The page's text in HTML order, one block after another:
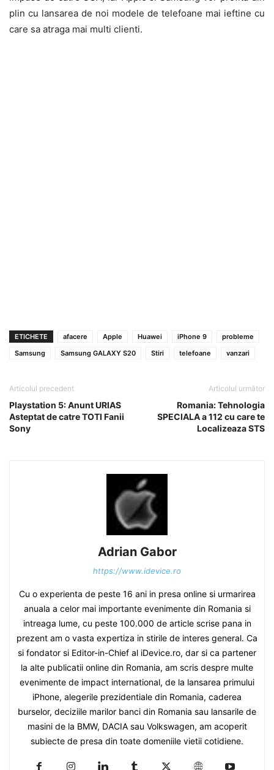
plin cu lansarea de noi modele de telefoane mai ieftine cu
care sa atraga mai multi clienti.
ETICHETE afacere Apple Huawei iPhone 9
probleme
Samsung
Samsung GALAXY S20 Stiri telefoane vanzari
Articolul precedent
Playstation 5: Anunt URIAS
Asteptat de catre TOTI Fanii
Sony
Articolul următor
Romania: Tehnologia
SPECIALA a 112 cu care te
Localizeaza STS
Adrian Gabor
https://www.idevice.ro
Cu o experienta de peste 16 ani in presa online si urmarirea
anuala a celor mai importante evenimente din Romania si
intreaga lume, cu peste 100.000 de article scrise pana in
prezent am o vasta expertiza in stirile de interes general. Ca
si fondator si Editor-in-Chief al iDevice.ro, dar si ca partener
la alte publicatii online din Romania, am scris despre multe
evenimente de impact international, de la lansarea primului
iPhone, alegerile prezidentiale din Romania, caderea
burselor, deciziile marilor banci din Romania sau lansarile de
masini de la BMW, DACIA sau Volkswagen, am acoperit
subiecte de presa din toate domeniile vietii cotidiene.